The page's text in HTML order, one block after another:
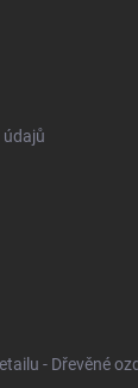
- Dřevěné